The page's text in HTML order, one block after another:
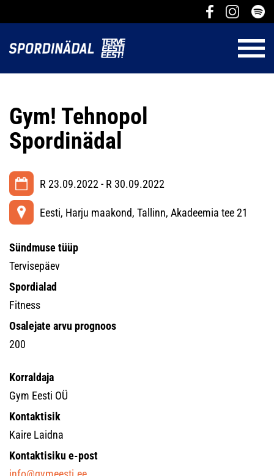
Gym! Tehnopol
Spordinädal
R 23.09.2022 - R 30.09.2022
Eesti, Harju maakond, Tallinn, Akadeemia tee 21
Sündmuse tüüp
Tervisepäev
Spordialad
Fitness
Osalejate arvu prognoos
200
Korraldaja
Gym Eesti OÜ
Kontaktisik
Kaire Laidna
Kontaktisiku e-post